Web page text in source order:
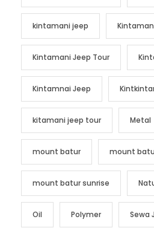
kintamani jeep
Kintamani Jeep Tour
Kintamnai Jeep
kitamani jeep tour Metal
mount batur mount
mount batur sunrise
Oil Polymer Sewa